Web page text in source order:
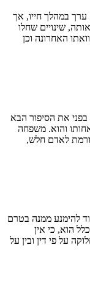
במהלך חייו, אך
שינויים שחלו
האחרונה וכן
את הסיפור הבא
והוא. משפחה
לאדם חלש,
להימנע ממנה בטרם
הוא, כי אין
על פי דין ובין על